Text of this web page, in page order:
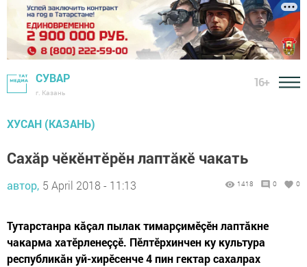
СУВАР
г. Казань
16+
ХУСАН (КАЗАНЬ)
Сахăр чӗкӗнтӗрӗн лаптăкӗ чакать
автор, 5 April 2018 - 11:13 1418 0 0
Тутарстанра кăçал пылак тимарçимӗçӗн лаптăкне
чакарма хатӗрленеççӗ. Пӗлтӗрхинчен ку культура
республикăн уй-хирӗсенче 4 пин гектар сахалрах